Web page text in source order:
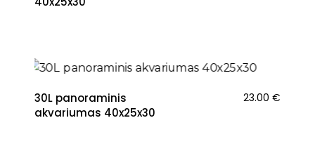
30L panoraminis
akvariumas 40x25x30
23.00 €